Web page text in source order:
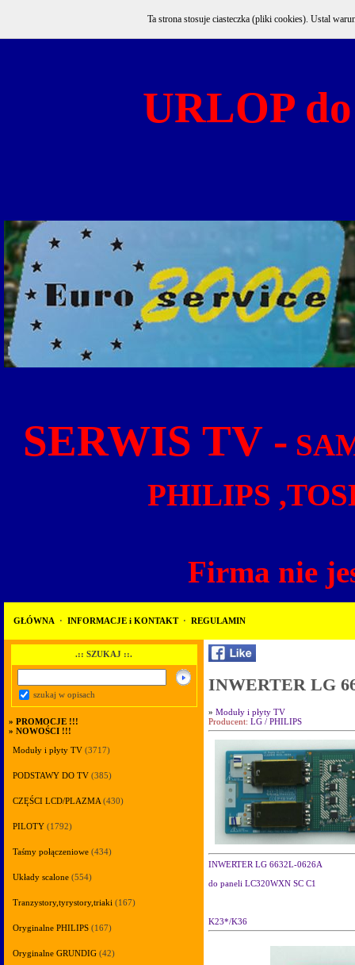
URLOP
SERWIS TV -
PHILIPS
Firma nie
GŁÓWNA · INFORMACJE i KONTAKT · REGULAMIN
.:: SZUKAJ ::.
szukaj w opisach
» PROMOCJE !!!
» NOWOŚCI !!!
Moduły i płyty TV (3717)
PODSTAWY DO TV (385)
CZĘŚCI LCD/PLAZMA (430)
PILOTY (1792)
Taśmy połączeniowe (434)
Układy scalone (554)
Tranzystory,tyrystory,triaki (167)
Oryginalne PHILIPS (167)
Oryginalne GRUNDIG (42)
INWERTER LG
» Moduły i płyty TV
Producent: LG / PHILIPS
INWERTER LG 6632L-0626A
do paneli LC320WXN SC C1
K23*/K36
Ta strona stosuje ciasteczka (pliki cookies). Ustal